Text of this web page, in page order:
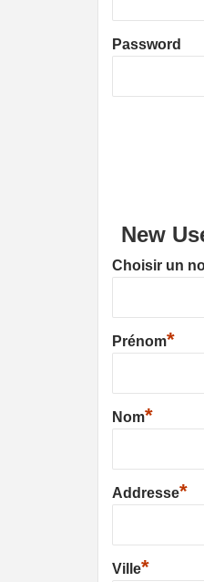
Password
New
Choisir un
Prénom*
Nom*
Addresse*
Ville*